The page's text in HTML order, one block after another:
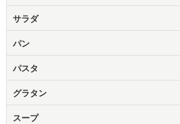
サラダ
パン
パスタ
グラタン
スープ